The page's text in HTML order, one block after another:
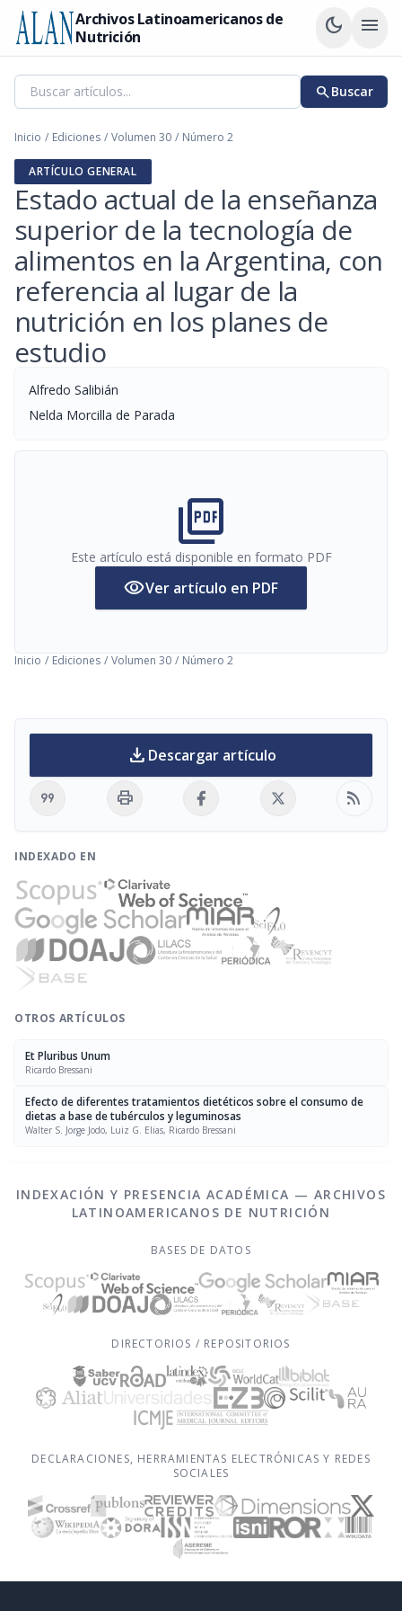
Archivos Latinoamericanos de
Nutrición
dark_mode menu
searchBuscar
Inicio / Ediciones / Volumen 30 / Número 2
ARTÍCULO GENERAL
Estado actual de la enseñanza
superior de la tecnología de
alimentos en la Argentina, con
referencia al lugar de la
nutrición en los planes de
estudio
Alfredo Salibián
Nelda Morcilla de Parada
picture_as_pdf
Este artículo está disponible en formato PDF
visibilityVer artículo en PDF
Inicio / Ediciones / Volumen 30 / Número 2
download Descargar artículo
format_quote print rss_feed
INDEXADO EN
OTROS ARTÍCULOS
Et Pluribus Unum
Ricardo Bressani
Efecto de diferentes tratamientos dietéticos sobre el consumo de
dietas a base de tubérculos y leguminosas
Walter S. Jorge Jodo, Luiz G. Elias, Ricardo Bressani
INDEXACIÓN Y PRESENCIA ACADÉMICA — ARCHIVOS
LATINOAMERICANOS DE NUTRICIÓN
BASES DE DATOS
DIRECTORIOS / REPOSITORIOS
DECLARACIONES, HERRAMIENTAS ELECTRÓNICAS Y REDES
SOCIALES